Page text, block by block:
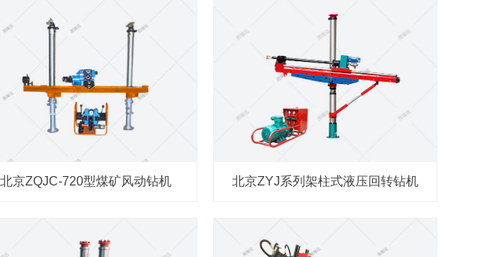
北京ZQJC-720型煤矿风动钻机 北京ZYJ系列架柱式液压回转钻机